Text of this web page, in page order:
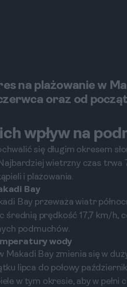
na plażowanie w
oraz od
wpływ na
się długim okresem
wietrzny czas trwa
i plażowania.
Bay
Bay przeważa wiatr
średnią prędkość 17,7 km/h,
podmuchów.
wody
Makadi Bay zmienia się w
lipca do połowy
w tym okresie, aby w pełni